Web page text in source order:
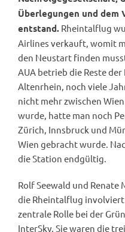
Überlegungen und dem
entstand. Rheintalflug
Airlines verkauft, womit
den Neustart finden
AUA betrieb die Reste
Altenrhein, noch viele
nicht mehr zwischen
wurde, hatte man noch
Zürich, Innsbruck und
Wien gebracht wurde.
die Station endgültig.
Rolf Seewald und Renate
die Rheintalflug
zentrale Rolle bei der
InterSky. Sie waren die